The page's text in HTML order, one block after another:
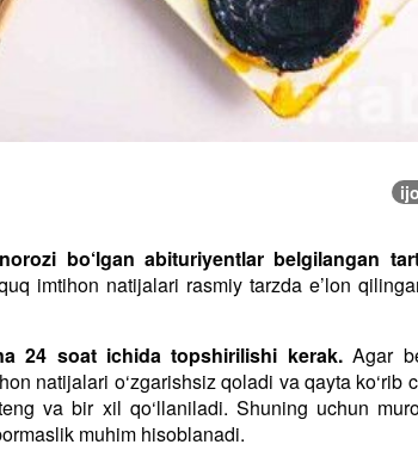
bo‘lgan abituriyentlar belgilangan
imtihon natijalari rasmiy tarzda e’lon
24 soat ichida topshirilishi kerak.Agar
natijalari o‘zgarishsiz qoladi va qayta ko‘rib
va bir xil qo‘llaniladi. Shuning uchun
muhim hisoblanadi.